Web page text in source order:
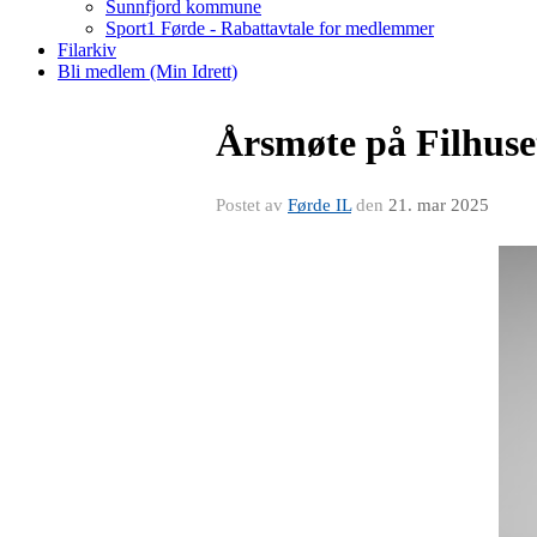
Sunnfjord kommune
Sport1 Førde - Rabattavtale for medlemmer
Filarkiv
Bli medlem (Min Idrett)
Årsmøte på
Postet av Førde ILden 21. mar 2025